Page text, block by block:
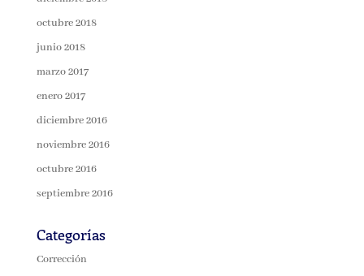
octubre 2018
junio 2018
marzo 2017
enero 2017
diciembre 2016
noviembre 2016
octubre 2016
septiembre 2016
Categorías
Corrección